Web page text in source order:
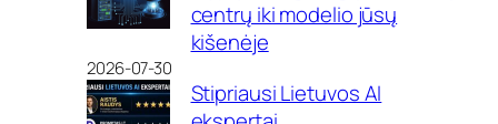
centrų iki modelio jūsų
kišenėje
2026-07-30
Stipriausi Lietuvos AI